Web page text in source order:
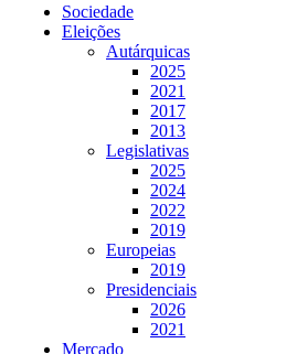
Sociedade
Eleições
Autárquicas
2025
2021
2017
2013
Legislativas
2025
2024
2022
2019
Europeias
2019
Presidenciais
2026
2021
Mercado